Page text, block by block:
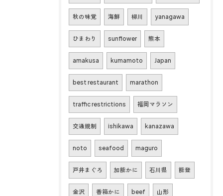
秋の味覚 海鮮 柳川 yanagawa
ひまわり sunflower 熊本
amakusa kumamoto Japan
best restaurant marathon
traffic restrictions 福岡マラソン
交通規制 ishikawa kanazawa
noto seafood maguro
戸井まぐろ 加能かに 石川県 能登
金沢 香箱かに beef 山形